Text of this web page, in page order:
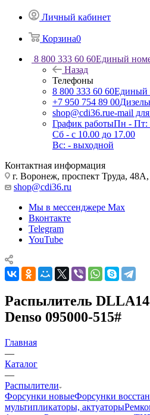
Личный кабинет
Корзина0
8 800 333 60 60Единый
Назад
Телефоны
8 800 333 60 60Единый
+7 950 754 89 00
shop@cdi36.rue-mail
График работыПн - Пт:
Сб - с 10.00 до 17.00
Вс: - выходной
Контактная информация
г. Воронеж, проспект Труда,
shop@cdi36.ru
Мы в мессенджере Max
Вконтакте
Telegram
YouTube
Распылитель
Denso 095000-515#
Главная
—
Каталог
—
Распылители
Форсунки новыеФорсунки
мультипликаторы, актуаторы